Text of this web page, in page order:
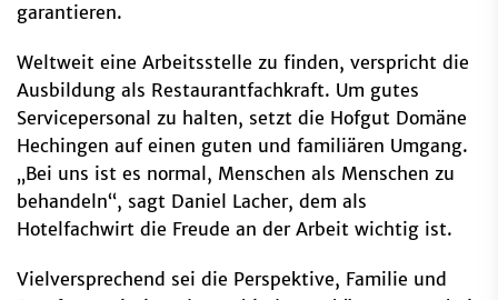
garantieren.
Weltweit eine Arbeitsstelle zu finden, verspricht die
Ausbildung als Restaurantfachkraft. Um gutes
Servicepersonal zu halten, setzt die Hofgut Domäne
Hechingen auf einen guten und familiären Umgang.
„Bei uns ist es normal, Menschen als Menschen zu
behandeln“, sagt Daniel Lacher, dem als
Hotelfachwirt die Freude an der Arbeit wichtig ist.
Vielversprechend sei die Perspektive, Familie und